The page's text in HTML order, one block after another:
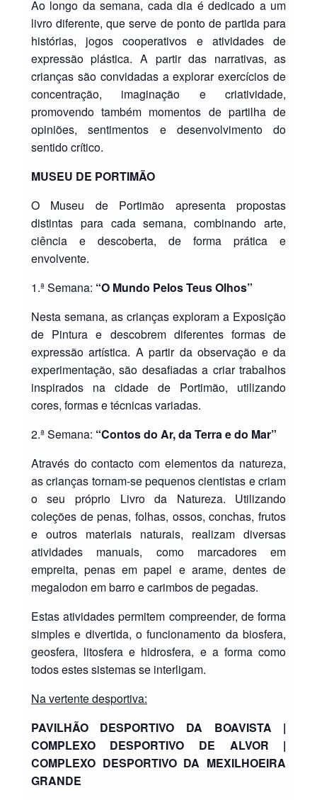
Ao longo da semana, cada dia é dedicado a um
livro diferente, que serve de ponto de partida para
histórias, jogos cooperativos e atividades de
expressão plástica. A partir das narrativas, as
crianças são convidadas a explorar exercícios de
concentração, imaginação e criatividade,
promovendo também momentos de partilha de
opiniões, sentimentos e desenvolvimento do
sentido crítico.
MUSEU DE PORTIMÃO
O Museu de Portimão apresenta propostas
distintas para cada semana, combinando arte,
ciência e descoberta, de forma prática e
envolvente.
1.ª Semana: “O Mundo Pelos Teus Olhos”
Nesta semana, as crianças exploram a Exposição
de Pintura e descobrem diferentes formas de
expressão artística. A partir da observação e da
experimentação, são desafiadas a criar trabalhos
inspirados na cidade de Portimão, utilizando
cores, formas e técnicas variadas.
2.ª Semana: “Contos do Ar, da Terra e do Mar”
Através do contacto com elementos da natureza,
as crianças tornam-se pequenos cientistas e criam
o seu próprio Livro da Natureza. Utilizando
coleções de penas, folhas, ossos, conchas, frutos
e outros materiais naturais, realizam diversas
atividades manuais, como marcadores em
empreita, penas em papel e arame, dentes de
megalodon em barro e carimbos de pegadas.
Estas atividades permitem compreender, de forma
simples e divertida, o funcionamento da biosfera,
geosfera, litosfera e hidrosfera, e a forma como
todos estes sistemas se interligam.
Na vertente desportiva:
PAVILHÃO DESPORTIVO DA BOAVISTA |
COMPLEXO DESPORTIVO DE ALVOR |
COMPLEXO DESPORTIVO DA MEXILHOEIRA
GRANDE